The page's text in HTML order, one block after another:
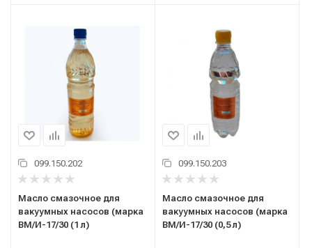
099.150.202
Масло смазочное для
вакуумных насосов (марка
ВМ/И-17/30 (1 л)
099.150.203
Масло смазочное для
вакуумных насосов (марка
ВМ/И-17/30 (0,5 л)